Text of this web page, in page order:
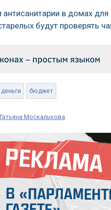
антисанитарии в домах
будут проверять
деньги бюджет
Москалькова